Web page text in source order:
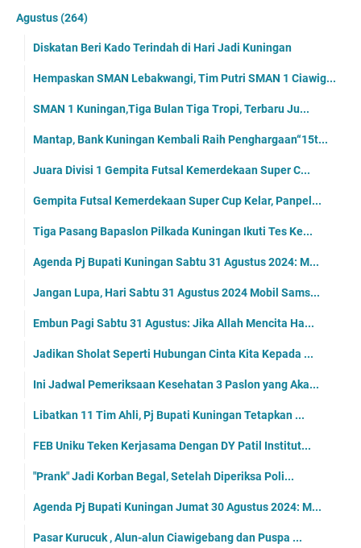
Agustus(264)
Diskatan Beri Kado Terindah di Hari Jadi Kuningan
Hempaskan SMAN Lebakwangi, Tim Putri SMAN 1 Ciawig...
SMAN 1 Kuningan,Tiga Bulan Tiga Tropi, Terbaru Ju...
Mantap, Bank Kuningan Kembali Raih Penghargaan“15t...
Juara Divisi 1 Gempita Futsal Kemerdekaan Super C...
Gempita Futsal Kemerdekaan Super Cup Kelar, Panpel...
Tiga Pasang Bapaslon Pilkada Kuningan Ikuti Tes Ke...
Agenda Pj Bupati Kuningan Sabtu 31 Agustus 2024: M...
Jangan Lupa, Hari Sabtu 31 Agustus 2024 Mobil Sams...
Embun Pagi Sabtu 31 Agustus: Jika Allah Mencita Ha...
Jadikan Sholat Seperti Hubungan Cinta Kita Kepada ...
Ini Jadwal Pemeriksaan Kesehatan 3 Paslon yang Aka...
Libatkan 11 Tim Ahli, Pj Bupati Kuningan Tetapkan ...
FEB Uniku Teken Kerjasama Dengan DY Patil Institut...
"Prank" Jadi Korban Begal, Setelah Diperiksa Poli...
Agenda Pj Bupati Kuningan Jumat 30 Agustus 2024: M...
Pasar Kurucuk , Alun-alun Ciawigebang dan Puspa ...